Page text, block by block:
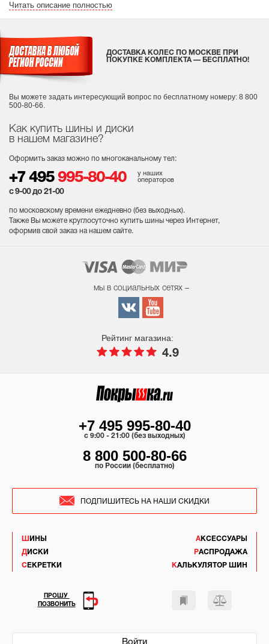
Читать описание полностью
Как купить шины и диски
в нашем магазине?
Оформить заказ можно по многоканальному тел:
+7 495 995-80-40
у наших
операторов
с 9-00 до 21-00
по московскому времени ежедневно (без выходных).
Также Вы можете круглосуточно купить шины через Интернет,
оформив свой заказ на нашем сайте.
ДОСТАВКА КОЛЕС ПО МОСКВЕ ПРИ
ПОКУПКЕ КОМПЛЕКТА — БЕСПЛАТНО!
Вы можете задать интересующий вопрос по бесплатному номеру: 8 800
500-80-66.
мы в социальных сетях –
Рейтинг магазина:
4.9
ШИНЫ
ДИСКИ
СЕКРЕТКИ
АКСЕССУАРЫ
РАСПРОДАЖА
КАЛЬКУЛЯТОР ШИН
Войти
+7 495 995-80-40
c 9:00 - 21:00 (без выходных)
8 800 500-80-66
по России (бесплатно)
ПОДПИШИТЕСЬ НА НАШИ СКИДКИ
ПРОШУ
ПОЗВОНИТЬ